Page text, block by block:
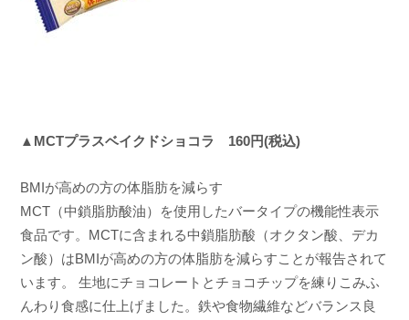
▲MCTプラスベイクドショコラ 160円(税込)
BMIが高めの方の体脂肪を減らす
MCT（中鎖脂肪酸油）を使用したバータイプの機能性表示
食品です。MCTに含まれる中鎖脂肪酸（オクタン酸、デカ
ン酸）はBMIが高めの方の体脂肪を減らすことが報告されて
います。 生地にチョコレートとチョコチップを練りこみふ
んわり食感に仕上げました。鉄や食物繊維などバランス良